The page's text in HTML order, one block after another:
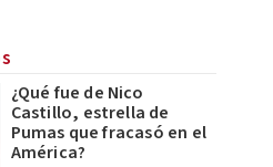
¿Qué fue de Nico
Castillo, estrella de
Pumas que fracasó en el
América?